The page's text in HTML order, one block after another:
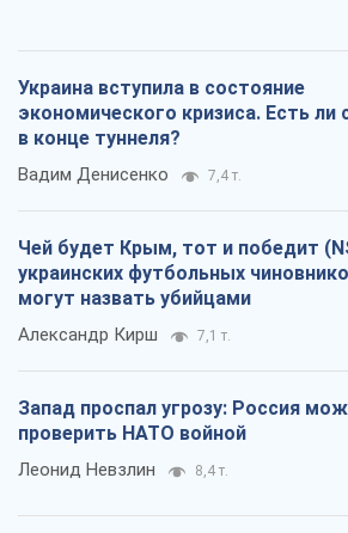
Украина вступила в состояние
экономического кризиса. Есть ли
в конце туннеля?
Вадим Денисенко 7,4 т.
Чей будет Крым, тот и победит
украинских футбольных
могут назвать убийцами
Александр Кирш 7,1 т.
Запад проспал угрозу: Россия
проверить НАТО войной
Леонид Невзлин 8,4 т.